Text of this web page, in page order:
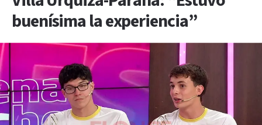
buenísima la experiencia”